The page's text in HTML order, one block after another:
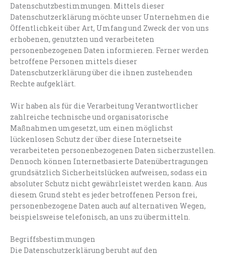
Datenschutzbestimmungen. Mittels dieser
Datenschutzerklärung möchte unser Unternehmen die
Öffentlichkeit über Art, Umfang und Zweck der von uns
erhobenen, genutzten und verarbeiteten
personenbezogenen Daten informieren. Ferner werden
betroffene Personen mittels dieser
Datenschutzerklärung über die ihnen zustehenden
Rechte aufgeklärt.
Wir haben als für die Verarbeitung Verantwortlicher
zahlreiche technische und organisatorische
Maßnahmen umgesetzt, um einen möglichst
lückenlosen Schutz der über diese Internetseite
verarbeiteten personenbezogenen Daten sicherzustellen.
Dennoch können Internetbasierte Datenübertragungen
grundsätzlich Sicherheitslücken aufweisen, sodass ein
absoluter Schutz nicht gewährleistet werden kann. Aus
diesem Grund steht es jeder betroffenen Person frei,
personenbezogene Daten auch auf alternativen Wegen,
beispielsweise telefonisch, an uns zu übermitteln.
Begriffsbestimmungen
Die Datenschutzerklärung beruht auf den